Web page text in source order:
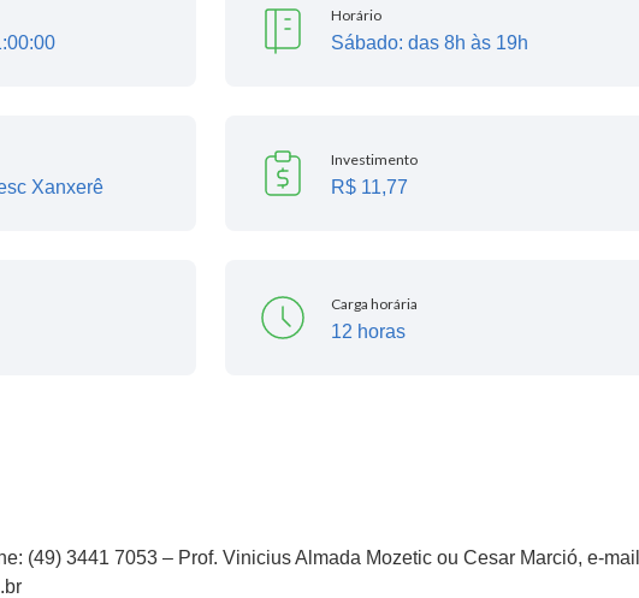
Horário
Sábado: das 8h às 19h
Xanxerê
Investimento
R$ 11,77
Carga horária
12 horas
(49) 3441 7053 – Prof. Vinicius Almada Mozetic ou Cesar Marció, e-